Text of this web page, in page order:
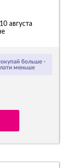
больше -
меньше
августа